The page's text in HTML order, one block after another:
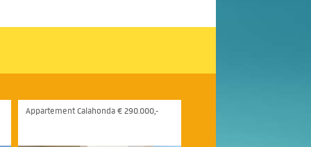
Appartement Calahonda € 290.000,-